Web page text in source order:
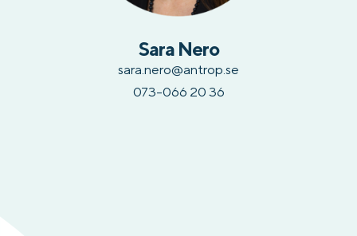
Sara Nero
sara.nero@antrop.se
073-066 20 36